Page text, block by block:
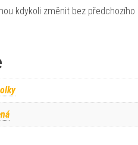
kdykoli změnit bez